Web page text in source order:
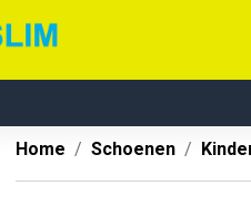
Home Schoenen